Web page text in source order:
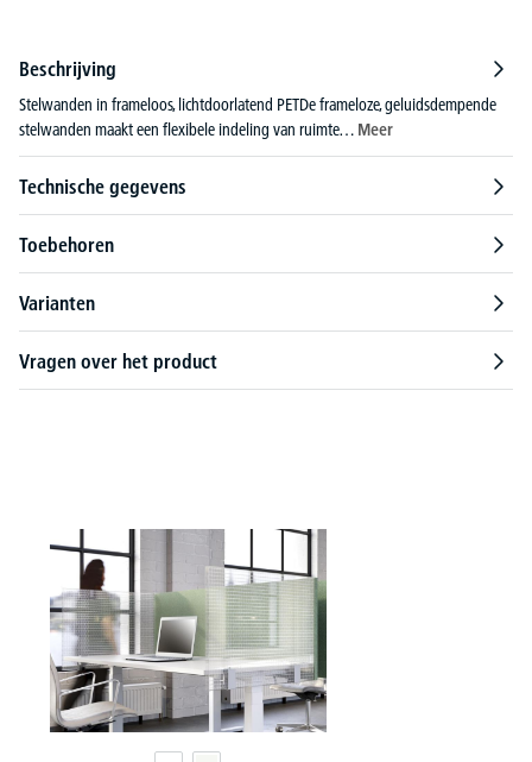
Beschrijving
Stelwanden in frameloos, lichtdoorlatend PETDe frameloze, geluidsdempende
stelwanden maakt een flexibele indeling van ruimte… Meer
Technische gegevens
Toebehoren
Varianten
Vragen over het product